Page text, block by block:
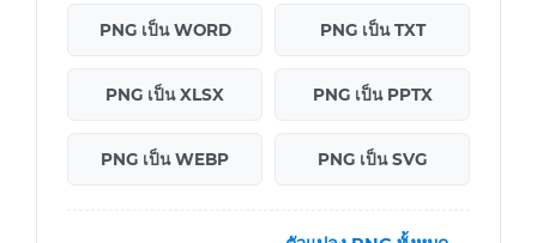
PNG เป็น WORD PNG เป็น TXT
PNG เป็น XLSX PNG เป็น PPTX
PNG เป็น WEBP PNG เป็น SVG